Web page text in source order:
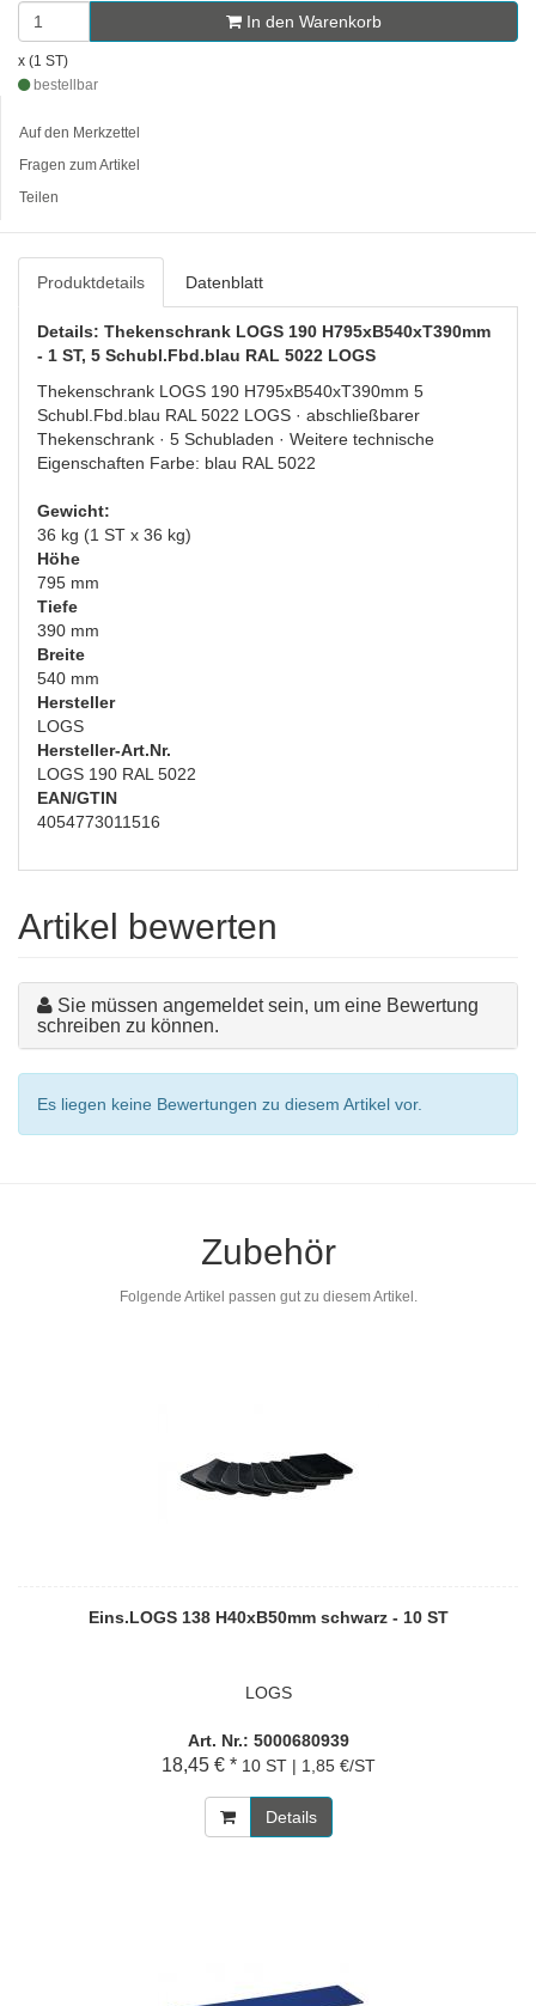
In den Warenkorb
x (1 ST)
bestellbar
Auf den Merkzettel
Fragen zum Artikel
Teilen
Produktdetails Datenblatt
Details: Thekenschrank LOGS 190 H795xB540xT390mm
- 1 ST, 5 Schubl.Fbd.blau RAL 5022 LOGS
Thekenschrank LOGS 190 H795xB540xT390mm 5
Schubl.Fbd.blau RAL 5022 LOGS · abschließbarer
Thekenschrank · 5 Schubladen · Weitere technische
Eigenschaften Farbe: blau RAL 5022
Gewicht:
36 kg (1 ST x 36 kg)
Höhe
795 mm
Tiefe
390 mm
Breite
540 mm
Hersteller
LOGS
Hersteller-Art.Nr.
LOGS 190 RAL 5022
EAN/GTIN
4054773011516
Artikel bewerten
Sie müssen angemeldet sein, um eine Bewertung
schreiben zu können.
Es liegen keine Bewertungen zu diesem Artikel vor.
Zubehör
Folgende Artikel passen gut zu diesem Artikel.
Eins.LOGS 138 H40xB50mm schwarz - 10 ST
LOGS
Art. Nr.: 5000680939
18,45 € * 10 ST | 1,85 €/ST
Details